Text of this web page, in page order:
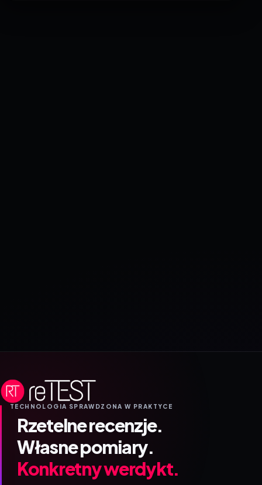
TECHNOLOGIA SPRAWDZONA W PRAKTYCE
Rzetelne recenzje.
Własne pomiary.
Konkretny werdykt.